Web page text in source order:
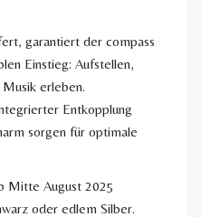
garantiert der compass
Einstieg: Aufstellen,
erleben.
Entkopplung
sorgen für optimale
Mitte August 2025
oder edlem Silber.